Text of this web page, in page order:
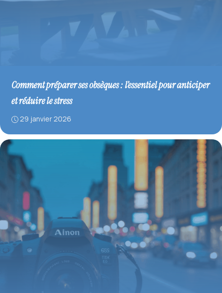
Comment préparer ses obsèques : l’essentiel pour anticiper
et réduire le stress
29 janvier 2026